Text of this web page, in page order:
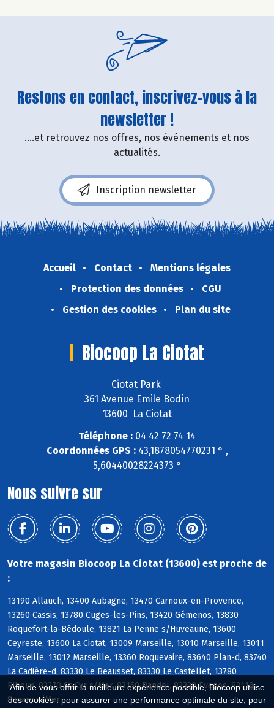
Afin de vous offrir la meilleure expérience possible, Biocoop utilise
des cookies : pour assurer une performance optimale du site, pour
Restons en contact, inscrivez-vous à la
newsletter !
....et retrouvez nos offres, nos événements et nos
actualités.
Inscription newsletter
Accueil Contact
Mentions légales
Protection des données
CGU
Gestion des cookies
Plan du site
Biocoop La Ciotat
Ciotat Park
361 Avenue Emile Bodin
13600 La Ciotat
Téléphone : 04 42 72 74 14
Coordonnées GPS :43,1878054770231 ° ,
5,60440028224373 °
Nous suivre sur
Votre magasin Biocoop La Ciotat (13600) est proche de
:
13190 Allauch, 13400 Aubagne, 13470 Carnoux-en-Provence,
13260 Cassis, 13780 Cuges-les-Pins, 13420 Gémenos, 13830
Roquefort-la-Bédoule, 13821 La Penne s/Huveaune, 13600
Ceyreste, 13600 La Ciotat, 13009 Marseille, 13010 Marseille, 13011
Marseille, 13012 Marseille, 13360 Roquevaire, 83640 Plan-d, 83740
La Cadière-d, 83330 Le Beausset, 83330 Le Castellet, 13780
Riboux, 83270 St-Cyr s/Mer, 83150 Bandol, 83330 Evenos, 83110
Sanary s/Mer